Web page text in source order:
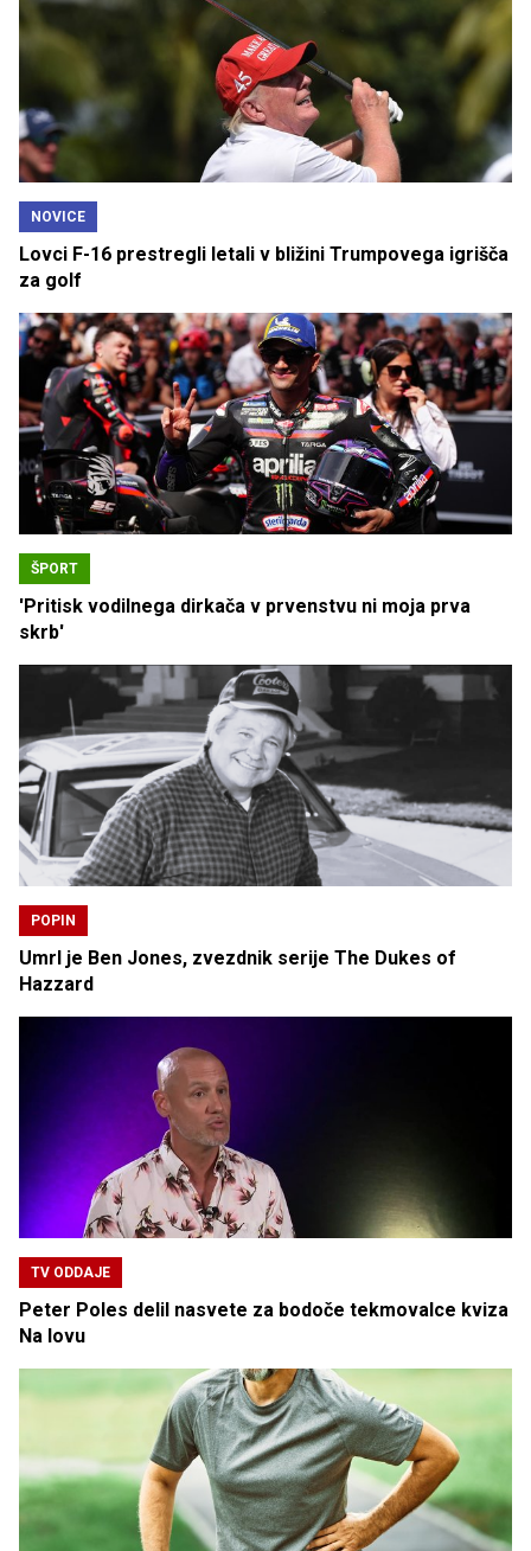
NOVICE
Lovci F-16 prestregli letali v bližini Trumpovega igrišča
za golf
ŠPORT
'Pritisk vodilnega dirkača v prvenstvu ni moja prva
skrb'
POPIN
Umrl je Ben Jones, zvezdnik serije The Dukes of
Hazzard
TV ODDAJE
Peter Poles delil nasvete za bodoče tekmovalce kviza
Na lovu